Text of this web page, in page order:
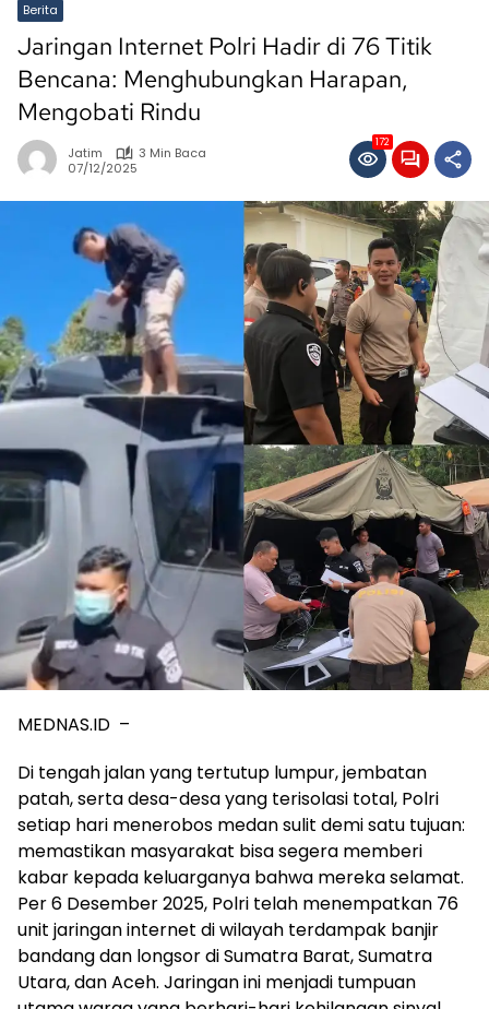
Berita
Jaringan Internet Polri Hadir di 76 Titik
Bencana: Menghubungkan Harapan,
Mengobati Rindu
Jatim
3 Min Baca
07/12/2025
172
MEDNAS.ID –
Di tengah jalan yang tertutup lumpur, jembatan
patah, serta desa-desa yang terisolasi total, Polri
setiap hari menerobos medan sulit demi satu tujuan:
memastikan masyarakat bisa segera memberi
kabar kepada keluarganya bahwa mereka selamat.
Per 6 Desember 2025, Polri telah menempatkan 76
unit jaringan internet di wilayah terdampak banjir
bandang dan longsor di Sumatra Barat, Sumatra
Utara, dan Aceh. Jaringan ini menjadi tumpuan